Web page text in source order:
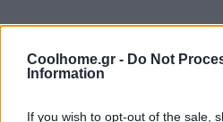
Coolhome.gr - Do Not
Information
If you wish to opt-out of the sale,